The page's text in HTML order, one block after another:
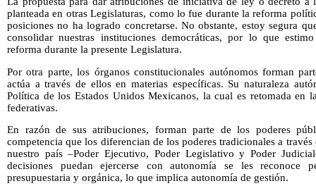
planteada en otras Legislaturas, como lo fue durante la reforma
posiciones no ha logrado concretarse. No obstante, estoy segura
consolidar nuestras instituciones democráticas, por lo que
reforma durante la presente Legislatura.
Por otra parte, los órganos constitucionales autónomos forman
actúa a través de ellos en materias específicas. Su naturaleza
Política de los Estados Unidos Mexicanos, la cual es retomada en
federativas.
En razón de sus atribuciones, forman parte de los poderes
competencia que los diferencian de los poderes tradicionales a
nuestro país –Poder Ejecutivo, Poder Legislativo y Poder
decisiones puedan ejercerse con autonomía se les reconoce
presupuestaria y orgánica, lo que implica autonomía de gestión.